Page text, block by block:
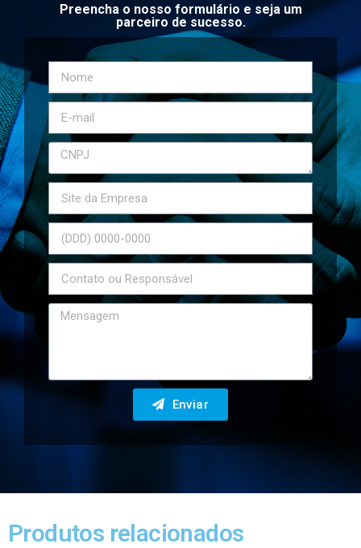
Preencha o nosso formulário e seja um
parceiro de sucesso.
Enviar
Produtos relacionados